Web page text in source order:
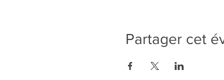
Partager cet